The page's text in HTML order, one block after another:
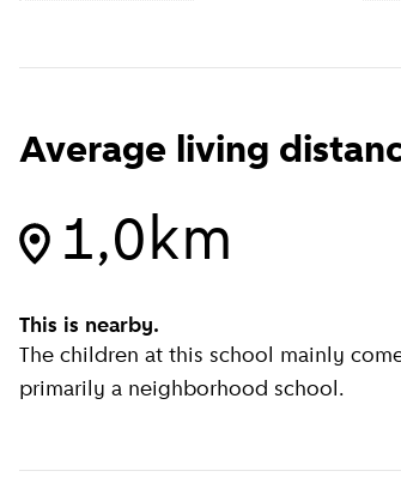
Average living
1,0km
This is nearby.
The children at this school mainly
primarily a neighborhood school.